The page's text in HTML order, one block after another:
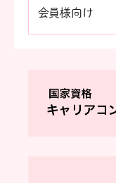
会員様向け